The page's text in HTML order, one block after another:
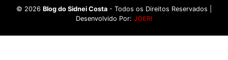
© 2026 Blog do Sidnei Costa - Todos os Direitos Reservados |
Desenvolvido Por: JOERI